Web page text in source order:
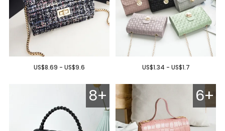
US$1.34 - US$1.7
US$8.69 - US$9.6
6+
8+